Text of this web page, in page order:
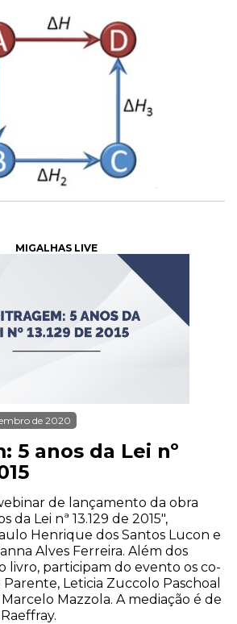
MIGALHAS LIVE
de 2020
5 anos da Lei nº
de lançamento da obra
da Lei nª 13.129 de 2015",
Henrique dos Santos Lucon e
Alves Ferreira. Além dos
livro, participam do evento os co-
Leticia Zuccolo Paschoal
Mazzola. A mediação é de